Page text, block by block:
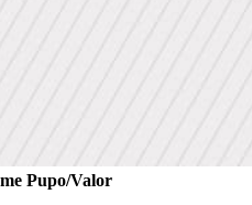
Pupo/Valor